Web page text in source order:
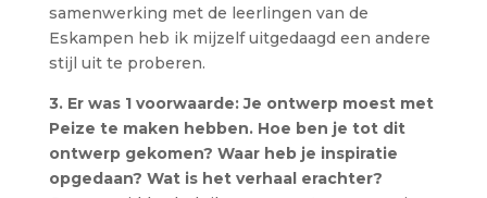
samenwerking met de leerlingen van de
Eskampen heb ik mijzelf uitgedaagd een andere
stijl uit te proberen.
3. Er was 1 voorwaarde: Je ontwerp moest met
Peize te maken hebben. Hoe ben je tot dit
ontwerp gekomen? Waar heb je inspiratie
opgedaan? Wat is het verhaal erachter?